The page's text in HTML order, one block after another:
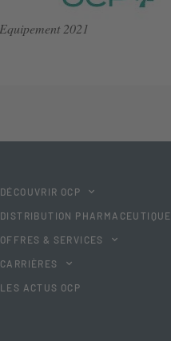
2021
DÉCOUVRIR OCP
DISTRIBUTION PHARMACEUTIQUE
OFFRES & SERVICES
CARRIÈRES
LES ACTUS OCP